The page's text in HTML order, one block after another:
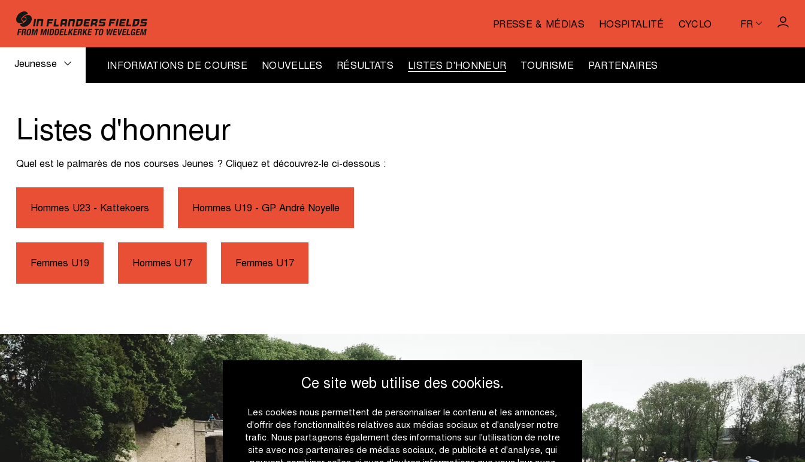
Ce site web utilise des cookies.
Les cookies nous permettent de personnaliser le contenu et les annonces,
d'offrir des fonctionnalités relatives aux médias sociaux et d'analyser notre
trafic. Nous partageons également des informations sur l'utilisation de notre
site avec nos partenaires de médias sociaux, de publicité et d'analyse, qui
PRESSE & MÉDIAS HOSPITALITÉ CYCLO FR
Jeunesse INFORMATIONS DE COURSE NOUVELLES RÉSULTATS LISTES D'HONNEUR TOURISME PARTENAIRES
Jeunesse
listes
d'honneur
Listes d'honneur
Quel est le palmarès de nos courses Jeunes ? Cliquez et découvrez-le ci-dessous :
Hommes U23 - Kattekoers Hommes U19 - GP André Noyelle
Femmes U19 Hommes U17 Femmes U17